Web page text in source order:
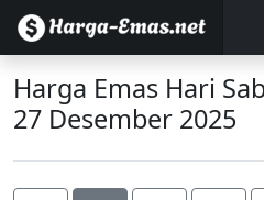
Harga Emas Hari
27 Desember 2025